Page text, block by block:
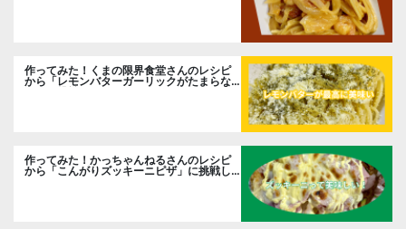
作ってみた！くまの限界食堂さんのレシピ
から「レモンバターガーリックがたまらな
作ってみた！かっちゃんねるさんのレシピ
から「こんがりズッキーニピザ」に挑戦し